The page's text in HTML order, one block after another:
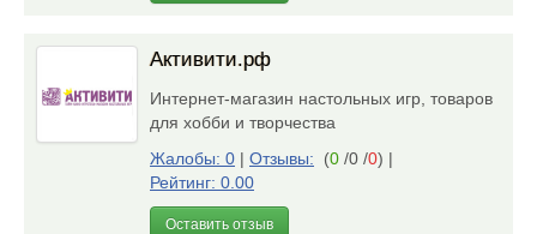
Активити.рф
Интернет-магазин настольных игр, товаров
для хобби и творчества
Жалобы: 0 | Отзывы: (0 /0 /0) |
Рейтинг: 0.00
Оставить отзыв